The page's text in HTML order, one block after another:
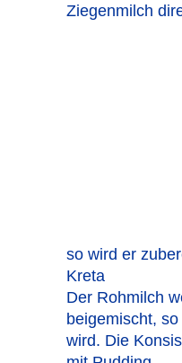
Ziegenmilch
so wird er
Kreta
Der Rohmilch
beigemischt,
wird. Die